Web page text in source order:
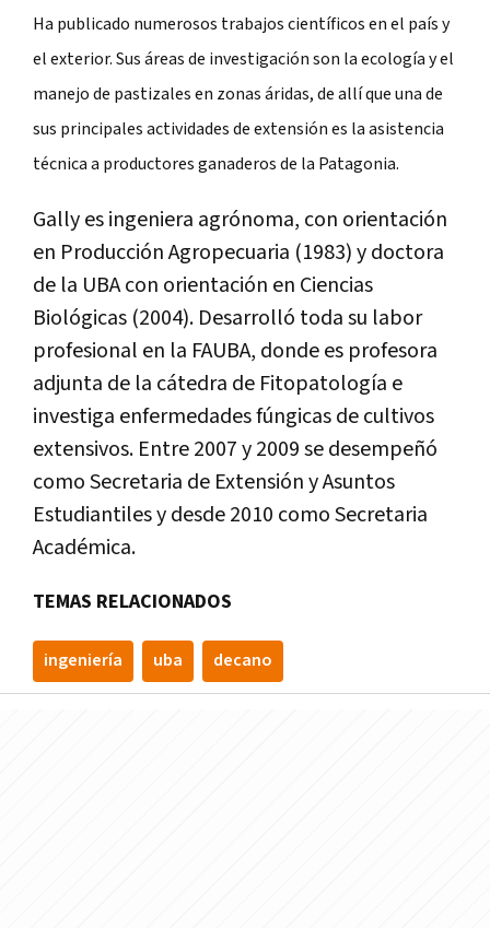
Ha publicado numerosos trabajos científicos en el país y
el exterior. Sus áreas de investigación son la ecología y el
manejo de pastizales en zonas áridas, de allí que una de
sus principales actividades de extensión es la asistencia
técnica a productores ganaderos de la Patagonia.
Gally es ingeniera agrónoma, con orientación
en Producción Agropecuaria (1983) y doctora
de la UBA con orientación en Ciencias
Biológicas (2004). Desarrolló toda su labor
profesional en la FAUBA, donde es profesora
adjunta de la cátedra de Fitopatología e
investiga enfermedades fúngicas de cultivos
extensivos. Entre 2007 y 2009 se desempeñó
como Secretaria de Extensión y Asuntos
Estudiantiles y desde 2010 como Secretaria
Académica.
TEMAS RELACIONADOS
ingenierí­a uba decano